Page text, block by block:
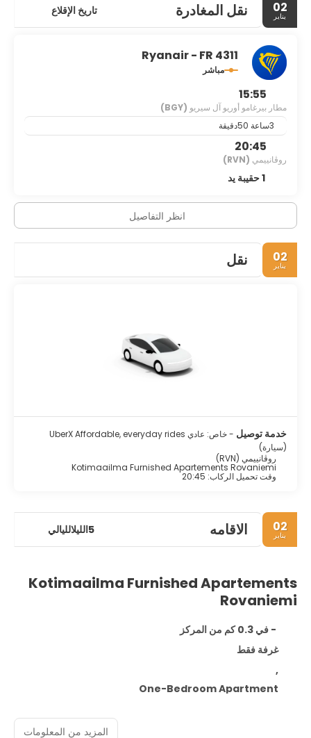
02
يناير نقل المغادرة تاريخ الإقلاع
Ryanair - FR 4311
مباشر
15:55
مطار بيرغامو أوريو آل سيريو (BGY)
20:45
روڤانييمي (RVN)
1 حقيبة يد
انظر التفاصيل
02
يناير نقل
خدمة توصيل
- خاص: عادي UberX Affordable, everyday rides
(سيارة)
روڤانييمي (RVN)
Kotimaailma Furnished Apartements Rovaniemi
وقت تحميل الركاب: 20:45
02
يناير الاقامه 5الليلالليالي
Kotimaailma Furnished Apartements
Rovaniemi
- في 0.3 كم من المركز
غرفة فقط
,
One-Bedroom Apartment
المزيد من المعلومات